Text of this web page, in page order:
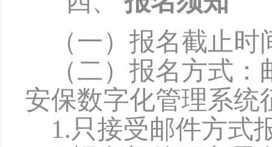
（一）报名截止时
（二）报名方式
安保数字化管理系统
1.只接受邮件方式